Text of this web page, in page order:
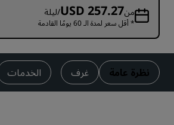
منUSD 257.27/ليلة
* أقل سعر لمدة الـ 60 يومًا القادمة
نظرة عامة غرف الخدمات